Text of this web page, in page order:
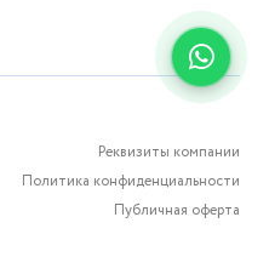
Реквизиты компании
Политика конфиденциальности
Публичная оферта